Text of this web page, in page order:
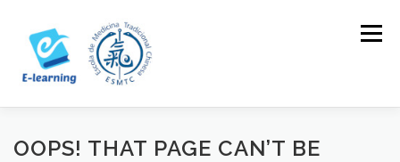
content
Menu
OOPS! THAT PAGE CAN’T BE